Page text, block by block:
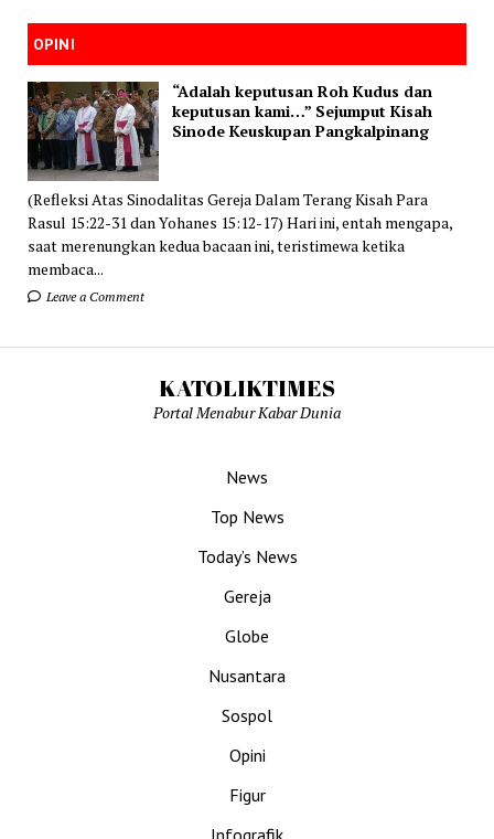
OPINI
“Adalah keputusan Roh Kudus dan
keputusan kami…” Sejumput Kisah
Sinode Keuskupan Pangkalpinang
(Refleksi Atas Sinodalitas Gereja Dalam Terang Kisah Para
Rasul 15:22-31 dan Yohanes 15:12-17) Hari ini, entah mengapa,
saat merenungkan kedua bacaan ini, teristimewa ketika
membaca...
Leave a Comment
KATOLIKTIMES
Portal Menabur Kabar Dunia
News
Top News
Today’s News
Gereja
Globe
Nusantara
Sospol
Opini
Figur
Infografik